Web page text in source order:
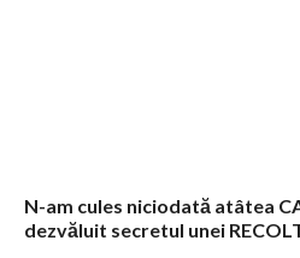
N-am cules niciodată atâtea
dezvăluit secretul unei